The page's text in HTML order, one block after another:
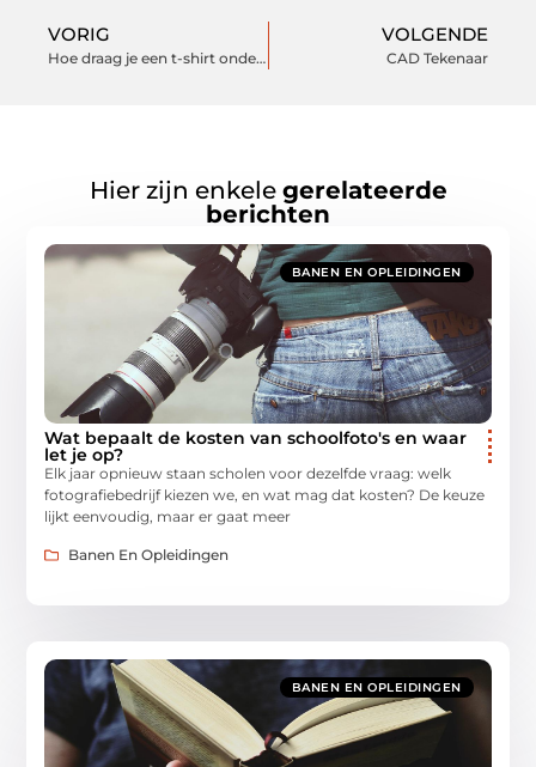
VORIG
Hoe draag je een t-shirt onder een overhemd
VOLGENDE
CAD Tekenaar
Hier zijn enkele gerelateerde
berichten
BANEN EN OPLEIDINGEN
Wat bepaalt de kosten van schoolfoto's en waar
let je op?
Elk jaar opnieuw staan scholen voor dezelfde vraag: welk
fotografiebedrijf kiezen we, en wat mag dat kosten? De keuze
lijkt eenvoudig, maar er gaat meer
Banen En Opleidingen
BANEN EN OPLEIDINGEN